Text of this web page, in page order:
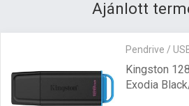
Ajánlott
Pendrive /
Kingston
Exodia